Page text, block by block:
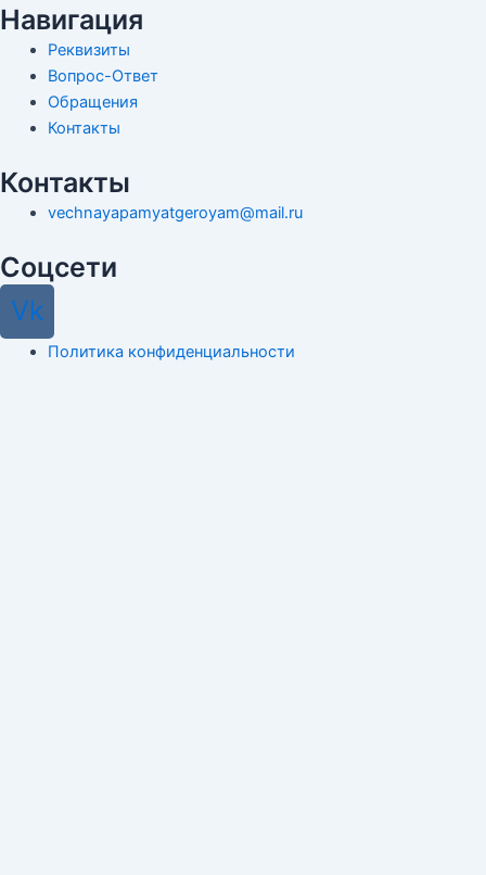
Навигация
Реквизиты
Вопрос-Ответ
Обращения
Контакты
Контакты
vechnayapamyatgeroyam@mail.ru
Соцсети
Vk
Политика конфиденциальности